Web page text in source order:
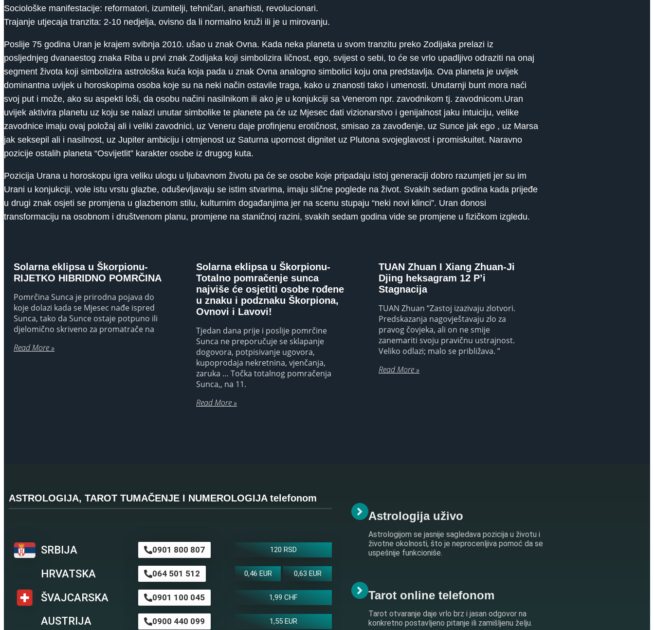
Sociološke manifestacije: reformatori, izumitelji, tehničari, anarhisti, revolucionari.
Trajanje utjecaja tranzita: 2-10 nedjelja, ovisno da li normalno kruži ili je u mirovanju.
Poslije 75 godina Uran je krajem svibnja 2010. ušao u znak Ovna. Kada neka planeta u svom tranzitu preko Zodijaka prelazi iz
posljednjeg dvanaestog znaka Riba u prvi znak Zodijaka koji simbolizira ličnost, ego, svijest o sebi, to će se vrlo upadljivo odraziti na onaj
segment života koji simbolizira astrološka kuća koja pada u znak Ovna analogno simbolici koju ona predstavlja. Ova planeta je uvijek
dominantna uvijek u horoskopima osoba koje su na neki način ostavile traga, kako u znanosti tako i umenosti. Unutarnji bunt mora naći
svoj put i može, ako su aspekti loši, da osobu načini nasilnikom ili ako je u konjukciji sa Venerom npr. zavodnikom tj. zavodnicom.Uran
uvijek aktivira planetu uz koju se nalazi unutar simbolike te planete pa će uz Mjesec dati vizionarstvo i genijalnost jaku intuiciju, velike
zavodnice imaju ovaj položaj ali i veliki zavodnici, uz Veneru daje profinjenu erotičnost, smisao za zavođenje, uz Sunce jak ego , uz Marsa
jak seksepil ali i nasilnost, uz Jupiter ambiciju i otmjenost uz Saturna upornost dignitet uz Plutona svojeglavost i promiskuitet. Naravno
pozicije ostalih planeta “Osvijetlit” karakter osobe iz drugog kuta.
Pozicija Urana u horoskopu igra veliku ulogu u ljubavnom životu pa će se osobe koje pripadaju istoj generaciji dobro razumjeti jer su im
Urani u konjukciji, vole istu vrstu glazbe, oduševljavaju se istim stvarima, imaju slične poglede na život. Svakih sedam godina kada prijeđe
u drugi znak osjeti se promjena u glazbenom stilu, kulturnim događanjima jer na scenu stupaju “neki novi klinci”. Uran donosi
transformaciju na osobnom i društvenom planu, promjene na staničnoj razini, svakih sedam godina vide se promjene u fizičkom izgledu.
Solarna eklipsa u Škorpionu-
RIJETKO HIBRIDNO POMRČINA
Pomrčina Sunca je prirodna pojava do
koje dolazi kada se Mjesec nađe ispred
Sunca, tako da Sunce ostaje potpuno ili
djelomično skriveno za promatrače na
Read More »
Solarna eklipsa u Škorpionu-
Totalno pomračenje sunca
najviše će osjetiti osobe rođene
u znaku i podznaku Škorpiona,
Ovnovi i Lavovi!
Tjedan dana prije i poslije pomrčine
Sunca ne preporučuje se sklapanje
dogovora, potpisivanje ugovora,
kupoprodaja nekretnina, vjenčanja,
zaruka … Točka totalnog pomračenja
Sunca,, na 11.
Read More »
TUAN Zhuan I Xiang Zhuan-Ji
Djing heksagram 12 P’i
Stagnacija
TUAN Zhuan “Zastoj izazivaju zlotvori.
Predskazanja nagovještavaju zlo za
pravog čovjeka, ali on ne smije
zanemariti svoju pravičnu ustrajnost.
Veliko odlazi; malo se približava. ”
Read More »
ASTROLOGIJA, TAROT TUMAČENJE I NUMEROLOGIJA telefonom
SRBIJA 0901 800 807 120 RSD
HRVATSKA 064 501 512 0,46 EUR 0,63 EUR
ŠVAJCARSKA 0901 100 045 1,99 CHF
AUSTRIJA 0900 440 099 1,55 EUR
Astrologija uživo
Astrologijom se jasnije sagledava pozicija u životu i
životne okolnosti, što je neprocenljiva pomoć da se
uspešnije funkcioniše.
Tarot online telefonom
Tarot otvaranje daje vrlo brz i jasan odgovor na
konkretno postavljeno pitanje ili zamišljenu želju.